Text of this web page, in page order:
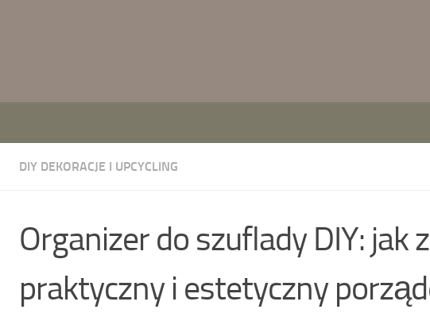
DIY DEKORACJE I UPCYCLING
Organizer do szuflady DIY: jak
praktyczny i estetyczny